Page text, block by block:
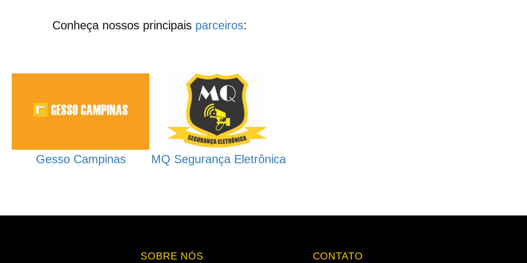
Conheça nossos principais parceiros:
Gesso Campinas MQ Segurança Eletrônica
SOBRE NÓS CONTATO